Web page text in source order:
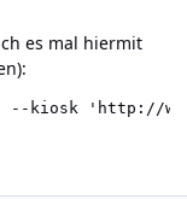
es mal hiermit
--kiosk 'http://